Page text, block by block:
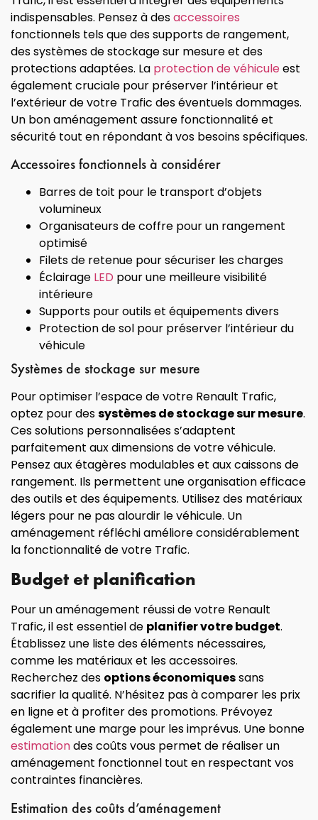
indispensables. Pensez à desaccessoires
fonctionnels tels que des supports de rangement,
des systèmes de stockage sur mesure et des
protections adaptées. La protection de véhiculeest
également cruciale pour préserver l’intérieur et
l’extérieur de votre Trafic des éventuels dommages.
Un bon aménagement assure fonctionnalité et
sécurité tout en répondant à vos besoins spécifiques.
Accessoires fonctionnels à considérer
Barres de toit pour le transport d’objets
volumineux
Organisateurs de coffre pour un rangement
optimisé
Filets de retenue pour sécuriser les charges
Éclairage LED pour une meilleure visibilité
intérieure
Supports pour outils et équipements divers
Protection de sol pour préserver l’intérieur du
véhicule
Systèmes de stockage sur mesure
Pour optimiser l’espace de votre Renault Trafic,
optez pour dessystèmes de stockage sur mesure.
Ces solutions personnalisées s’adaptent
parfaitement aux dimensions de votre véhicule.
Pensez aux étagères modulables et aux caissons de
rangement. Ils permettent une organisation efficace
des outils et des équipements. Utilisez des matériaux
légers pour ne pas alourdir le véhicule. Un
aménagement réfléchi améliore considérablement
la fonctionnalité de votre Trafic.
Budget et planification
Pour un aménagement réussi de votre Renault
Trafic, il est essentiel de planifier votre budget.
Établissez une liste des éléments nécessaires,
comme les matériaux et les accessoires.
Recherchez des options économiquessans
sacrifier la qualité. N’hésitez pas à comparer les prix
en ligne et à profiter des promotions. Prévoyez
également une marge pour les imprévus. Une bonne
estimationdes coûts vous permet de réaliser un
aménagement fonctionnel tout en respectant vos
contraintes financières.
Estimation des coûts d’aménagement